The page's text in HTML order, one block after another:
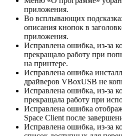
приложения.
Во всплывающих
описания кнопок в
приложения.
Исправлена ошибка, из-за
прекращало работу при
на принтере.
Исправлена ошибка
драйверов VBoxUSB не
Исправлена ошибка, из-за
прекращала работу при
Исправлена ошибка
Space Client после
Исправлена ошибка, из-за